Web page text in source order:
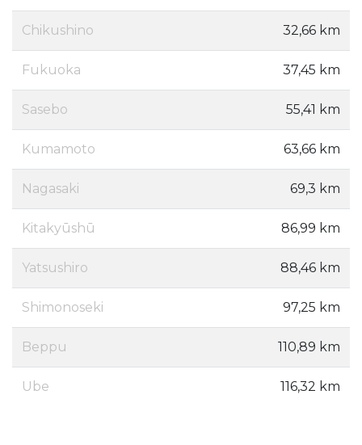
Chikushino 32,66 km
Fukuoka 37,45 km
Sasebo 55,41 km
Kumamoto 63,66 km
Nagasaki 69,3 km
Kitakyūshū 86,99 km
Yatsushiro 88,46 km
Shimonoseki 97,25 km
Beppu 110,89 km
Ube 116,32 km